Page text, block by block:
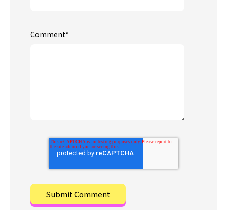
Comment*